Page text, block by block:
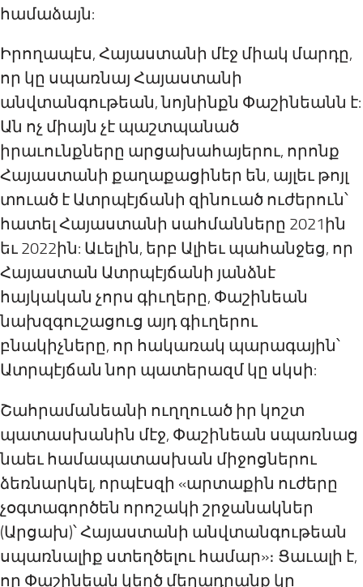
համաձայն:
Իրողապէս, Հայաստանի մէջ միակ մարդը,
որ կը սպառնայ Հայաստանի
անվտանգութեան, նոյնինքն Փաշինեանն է:
Ան ոչ միայն չէ պաշտպանած
իրաւունքները արցախահայերու, որոնք
Հայաստանի քաղաքացիներ են, այլեւ թոյլ
տուած է Ատրպէյճանի զինուած ուժերուն՝
հատել Հայաստանի սահմանները 2021ին
եւ 2022ին: Աւելին, երբ Ալիեւ պահանջեց, որ
Հայաստան Ատրպէյճանի յանձնէ
հայկական չորս գիւղերը, Փաշինեան
նախզգուշացուց այդ գիւղերու
բնակիչները, որ հակառակ պարագային՝
Ատրպէյճան նոր պատերազմ կը սկսի:
Շահրամանեանի ուղղուած իր կոշտ
պատասխանին մէջ, Փաշինեան սպառնաց
նաեւ համապատասխան միջոցներու
ձեռնարկել, որպէսզի «արտաքին ուժերը
չօգտագործեն որոշակի շրջանակներ
(Արցախ)՝ Հայաստանի անվտանգութեան
սպառնալիք ստեղծելու համար»։ Ցաւալի է,
որ Փաշինեան կեղծ մեղադրանք կը